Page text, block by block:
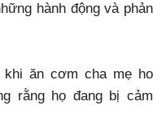
hành động và phản
khi ăn cơm cha mẹ ho
rằng họ đang bị cảm